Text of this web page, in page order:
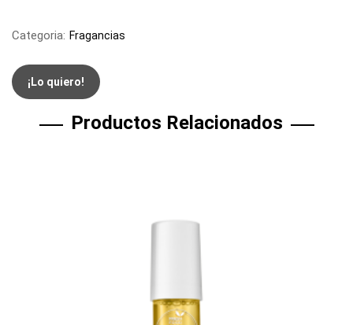
Categoria: Fragancias
¡Lo quiero!
Productos Relacionados